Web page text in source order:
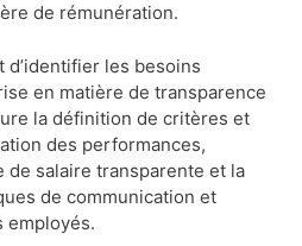
de rémunération.
les besoins
en matière de transparence
la définition de critères et
des performances,
de salaire transparente et la
de communication et
employés.